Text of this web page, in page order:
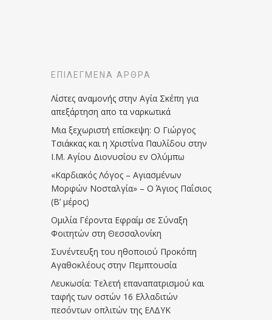
ΕΠΙΛΕΓΜΈΝΑ ΆΡΘΡΑ
Λίστες αναμονής στην Αγία Σκέπη για
απεξάρτηση απο τα ναρκωτικά
Μια ξεχωριστή επίσκεψη: Ο Γιώργος
Τσιάκκας και η Χριστίνα Παυλίδου στην
Ι.Μ. Αγίου Διονυσίου εν Ολύμπω
«Καρδιακός Λόγος – Αγιασμένων
Μορφών Νοσταλγία» – Ο Άγιος Παΐσιος
(Β’ μέρος)
Ομιλία Γέροντα Εφραίμ σε Σύναξη
Φοιτητών στη Θεσσαλονίκη
Συνέντευξη του ηθοποιού Προκόπη
Αγαθοκλέους στην Πεμπτουσία
Λευκωσία: Τελετή επαναπατρισμού και
ταφής των οστών 16 Ελλαδιτών
πεσόντων οπλιτών της ΕΛΔΥΚ